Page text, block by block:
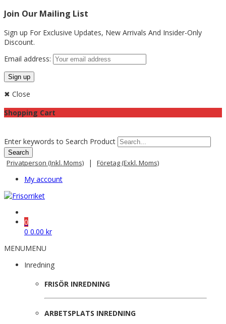
Join Our Mailing List
Sign up For Exclusive Updates, New Arrivals And Insider-Only
Discount.
Email address:
✖ Close
Shopping Cart
Enter keywords to Search Product
Privatperson (inkl. Moms) | Företag (exkl. Moms)
My account
0
0 0.00 kr
MENUMENU
Inredning
FRISÖR INREDNING
ARBETSPLATS INREDNING